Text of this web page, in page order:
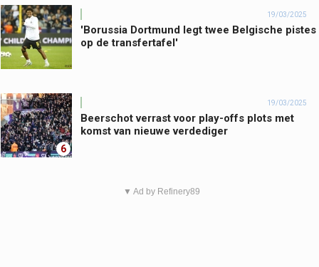
19/03/2025
'Borussia Dortmund legt twee Belgische pistes
op de transfertafel'
6
19/03/2025
Beerschot verrast voor play-offs plots met
komst van nieuwe verdediger
▼ Ad by Refinery89